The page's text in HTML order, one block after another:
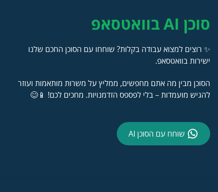
סוכן AI בוואטסאפ
✨ רוצים למצוא עבודה בקלות? שוחחו עם הסוכן החכם שלנו
ישירות בוואטסאפ.
הסוכן מבין מה אתם מחפשים, ממליץ על משרות מותאמות ועוזר
להגיש מועמדות – בלי לפספס הזדמנויות. מחכים לכם! 📱😊
שוחח עם הסוכן AI